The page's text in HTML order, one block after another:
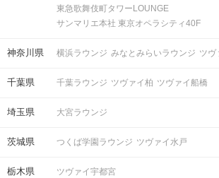
東急歌舞伎町タワーLOUNGE
サンマリエ本社 東京オペラシティ40F
神奈川県 横浜ラウンジ みなとみらいラウンジ ツヴ
千葉県 千葉ラウンジ ツヴァイ柏 ツヴァイ船橋
埼玉県 大宮ラウンジ
茨城県 つくば学園ラウンジ ツヴァイ水戸
栃木県 ツヴァイ宇都宮